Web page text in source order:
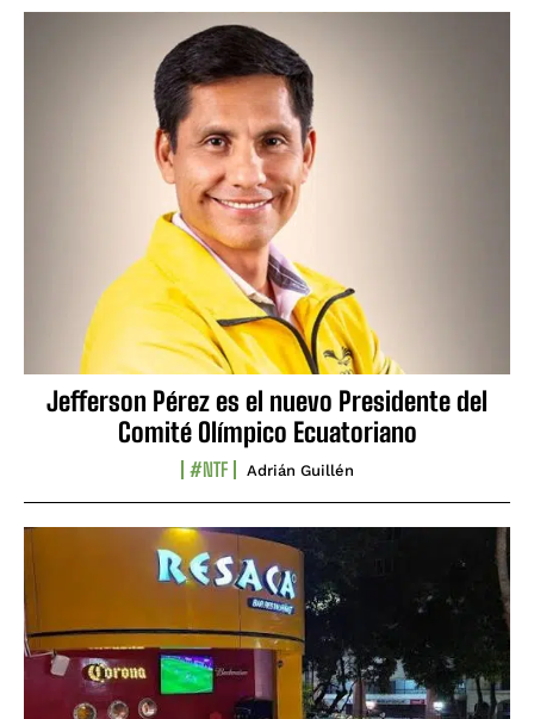
Jefferson Pérez es el nuevo Presidente del
Comité Olímpico Ecuatoriano
#NTF Adrián Guillén